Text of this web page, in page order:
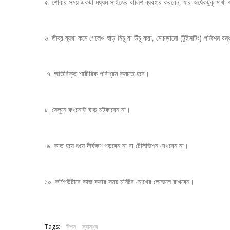
৬. তীব্র ব্যথা কমে গেলেও ঘাড় নিচু বা উঁচু করা, মোচড়ানো (টুইসটিং) পজিশন
৭. অতিরিক্ত শারীরিক পরিশ্রম কমাতে হবে।
৮. সেলুনে কখনোই ঘাড় মটকাবেন না।
৯. কাত হয়ে শুয়ে দীর্ঘক্ষণ পড়বেন না বা টেলিভিশন দেখবেন না।
১০. কম্পিউটারে কাজ করার সময় মনিটর চোখের লেভেলে রাখবেন।
Tags: টিপস স্বাস্থ‍্য